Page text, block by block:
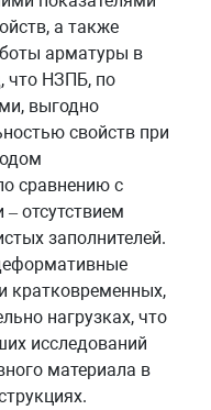
а также
арматуры в
что НЗПБ, по
выгодно
свойств при
сравнению с
отсутствием
заполнителей.
кратковременных,
нагрузках, что
исследований
материала в